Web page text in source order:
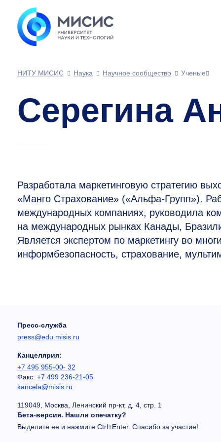
НИТУ МИСИС
Наука Научное сообщество Ученые
Серегина
Разработала маркетинговую стратегию
«Манго Страхование» («Альфа-Групп»).
международных компаниях, руководила
на международных рынках Канады,
Является экспертом по маркетингу во
информбезопасность, страхование,
Пресс-служба
press@edu.misis.ru
Канцелярия:
+7 495 955-00- 32
Факс: +7 499 236-21-05
kancela@misis.ru
119049, Москва, Ленинский пр-кт, д. 4, стр. 1
Бета-версия. Нашли опечатку?
Выделите ее и нажмите Ctrl+Enter. Спасибо за участие!